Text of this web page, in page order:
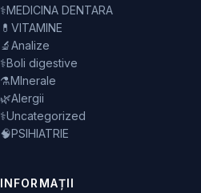
⚕️MEDICINA DENTARA
💊 VITAMINE
🔬Analize
⚕️Boli digestive
⚗️MInerale
🌿Alergii
⚕️Uncategorized
🧠PSIHIATRIE
INFORMAȚII